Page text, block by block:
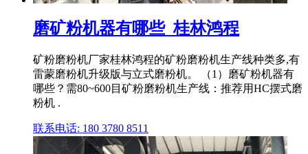
磨矿粉机器有哪些_桂林鸿程
矿粉磨粉机厂家桂林鸿程的矿粉磨粉机生产线种类多,有
雷蒙磨粉机升级版与立式磨粉机。 （1）磨矿粉机器有
哪些？需80~600目矿粉磨粉机生产线：推荐用HC摆式磨
粉机 .
联系电话: 180 3780 8511